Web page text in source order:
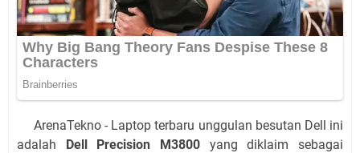
ArenaTekno - Laptop terbaru unggulan besutan Dell ini
adalah Dell Precision M3800 yang diklaim sebagai